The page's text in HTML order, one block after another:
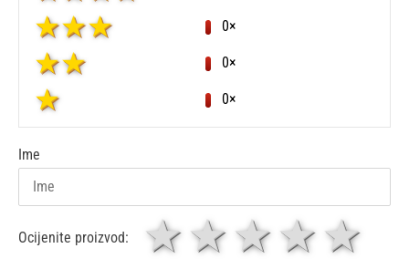
0×
0×
0×
Ime
Ocijenite proizvod: 4
3
zvjezdice
1 zvjezdica